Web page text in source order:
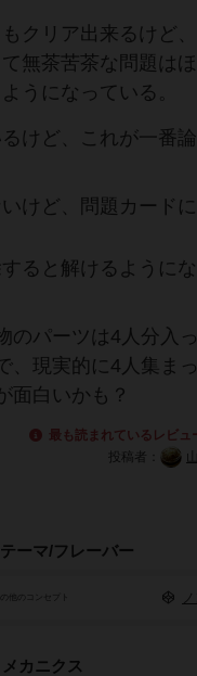
クリア出来るけど
無茶苦茶な問題は
うになっている。
けど、これが一番
けど、問題カード
ると解けるようにな
のパーツは4人分入
、現実的に4人集ま
面白いかも？
最も読まれているレビュ
投稿者：
テーマ/フレーバー
の他のコンセプト
メカニクス